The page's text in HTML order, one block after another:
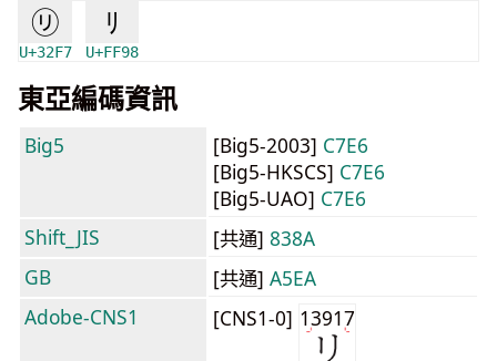
㋷
U+32F7
ﾘ
U+FF98
東亞編碼資訊
Big5 [Big5-2003] C7E6
[Big5-HKSCS] C7E6
[Big5-UAO] C7E6
Shift_JIS
[共通] 838A
GB
[共通] A5EA
Adobe-CNS1
[CNS1-0] 13917